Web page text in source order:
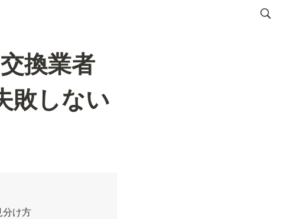
換業者
敗しない
分け方